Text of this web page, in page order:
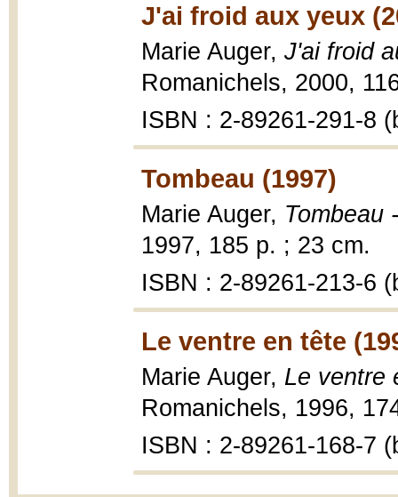
J'ai froid aux yeux
Marie Auger, J'ai froid
Romanichels, 2000,
ISBN : 2-89261-291-8
Tombeau (1997)
Marie Auger, Tombeau
1997, 185 p. ; 23 cm.
ISBN : 2-89261-213-6
Le ventre en tête
Marie Auger, Le ventre
Romanichels, 1996,
ISBN : 2-89261-168-7